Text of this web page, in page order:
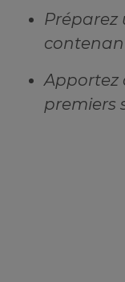
Préparez
Apportez
premiers